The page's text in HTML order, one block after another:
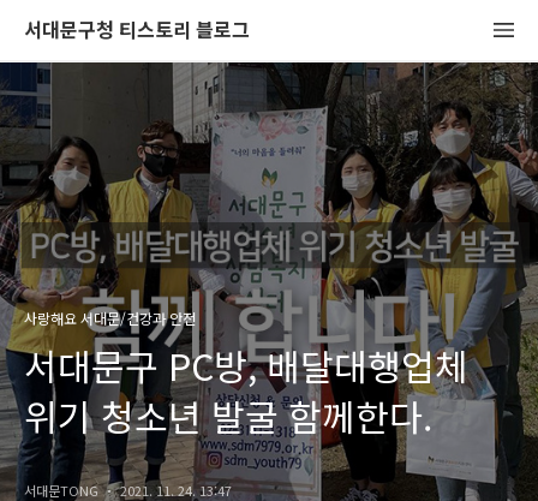
서대문구청 티스토리 블로그
사랑해요 서대문/건강과 안전
서대문구 PC방, 배달대행업체
위기 청소년 발굴 함께한다.
서대문TONG 2021. 11. 24. 13:47